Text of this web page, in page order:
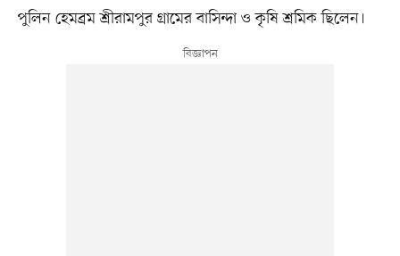
পুলিন হেমব্রম শ্রীরামপুর গ্রামের বাসিন্দা ও কৃষি শ্রমিক ছিলেন।